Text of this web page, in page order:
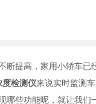
断提高，家用小轿车
检测仪来说实时监测
哪些功能呢，就让我们